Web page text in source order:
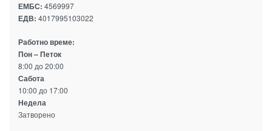
ЕМБС: 4569997
ЕДВ: 4017995103022
Работно време:
Пон – Петок
8:00 до 20:00
Сабота
10:00 до 17:00
Недела
Затворено